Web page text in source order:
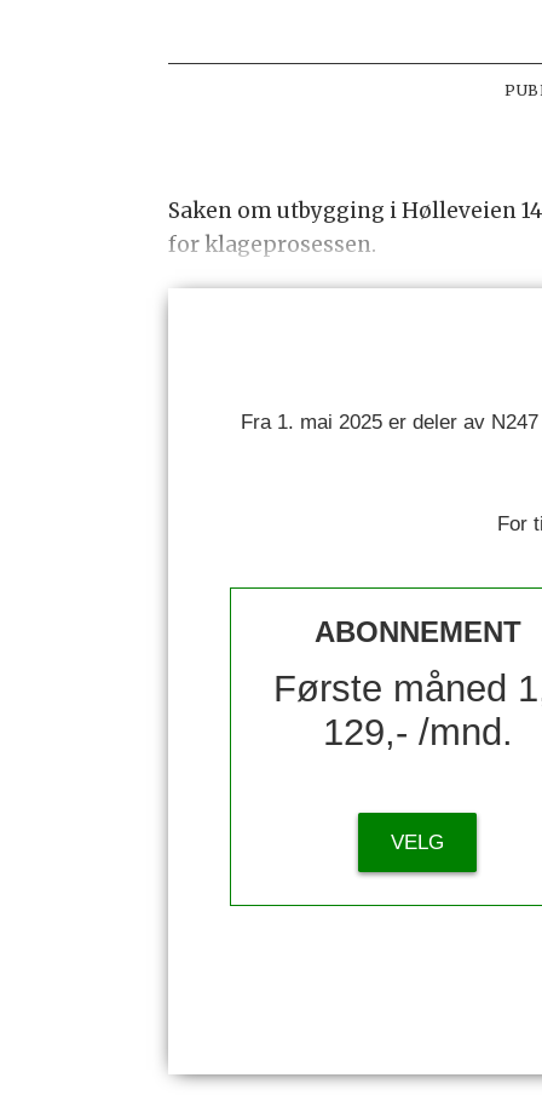
Saken om utbygging i Hølleveien
for klageprosessen.
Fra 1. mai 2025 er deler av
For
ABONNEMENT
Første måned
129,- /mnd.
VELG